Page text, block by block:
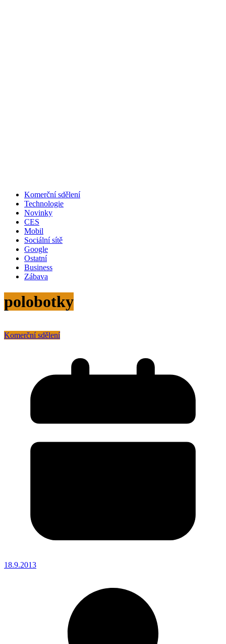
Komerční sdělení
Technologie
Novinky
CES
Mobil
Sociální sítě
Google
Ostatní
Business
Zábava
polobotky
Komerční sdělení
18.9.2013